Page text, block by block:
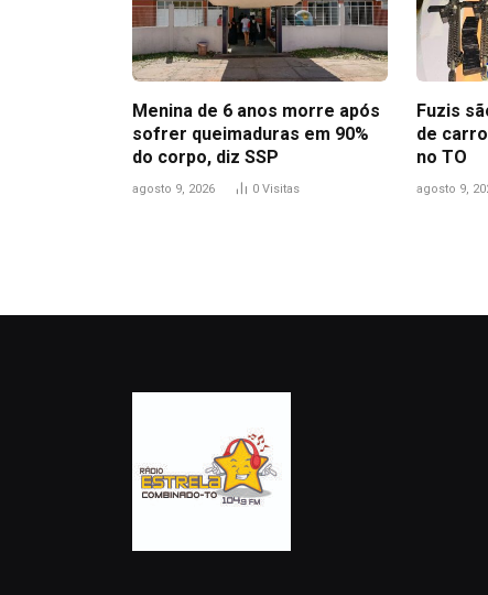
Menina de 6 anos morre após
sofrer queimaduras em 90%
do corpo, diz SSP
agosto 9, 2026 0 Visitas
Fuzis
de
no TO
agosto 9,